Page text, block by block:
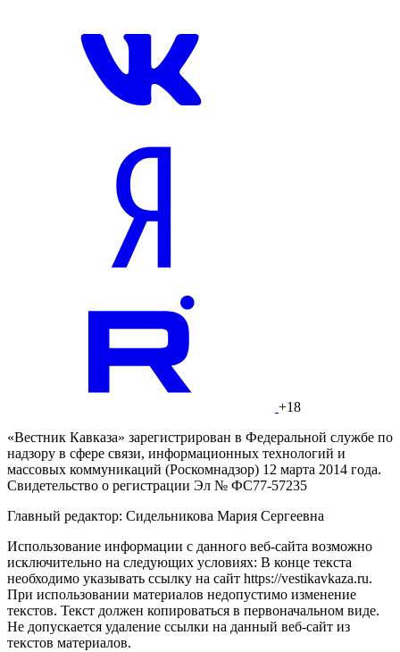
+18
«Вестник Кавказа» зарегистрирован в Федеральной службе по
надзору в сфере связи, информационных технологий и
массовых коммуникаций (Роскомнадзор) 12 марта 2014 года.
Свидетельство о регистрации Эл № ФС77-57235
Главный редактор: Сидельникова Мария Сергеевна
Использование информации с данного веб-сайта возможно
исключительно на следующих условиях: В конце текста
необходимо указывать ссылку на сайт https://vestikavkaza.ru.
При использовании материалов недопустимо изменение
текстов. Текст должен копироваться в первоначальном виде.
Не допускается удаление ссылки на данный веб-сайт из
текстов материалов.